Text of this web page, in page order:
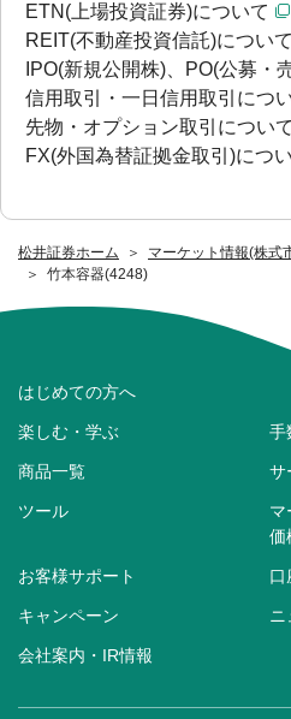
松井証券ホーム
マーケット情報(株式
竹本容器(4248)
ETN(上場投資証券)について
REIT(不動産投資信託)について
IPO(新規公開株)、PO(公募・
信用取引・一日信用取引につ
先物・オプション取引について
FX(外国為替証拠金取引)につ
はじめての方へ
楽しむ・学ぶ 手
商品一覧 サ
ツール
マ
価
お客様サポート 口
キャンペーン ニ
会社案内・IR情報